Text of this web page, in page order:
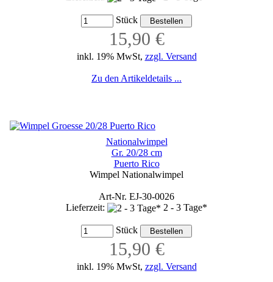
Stück
15,90 €
inkl. 19% MwSt, zzgl. Versand
Zu den Artikeldetails ...
Nationalwimpel
Gr. 20/28 cm
Puerto Rico
Wimpel Nationalwimpel
Art-Nr. EJ-30-0026
Lieferzeit:
2 - 3 Tage*
Stück
15,90 €
inkl. 19% MwSt, zzgl. Versand